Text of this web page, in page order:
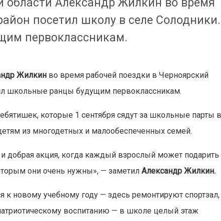
области Александр Жилкин во время
посетил школу в селе Солодники.
первоклассникам.
Жилкин во время рабочей поездки в Черноярский
школьные ранцы будущим первоклассникам.
которые 1 сентября сядут за школьные парты
из многодетных и малообеспеченных семей.
добрая акция, когда каждый взрослый может подарить
они очень нужны», — заметилАлександр Жилкин.
к новому учебному году — здесь ремонтируют спортзал,
воспитанию — в школе целый этаж